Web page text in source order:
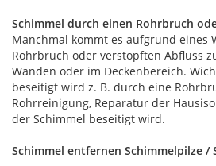
Schimmel durch einen Rohrbruch
Manchmal kommt es aufgrund eines
Rohrbruch oder verstopften Abfluss
Wänden oder im Deckenbereich.
beseitigt wird z. B. durch eine
Rohrreinigung, Reparatur der
der Schimmel beseitigt wird.
Schimmel entfernen Schimmelpilze /